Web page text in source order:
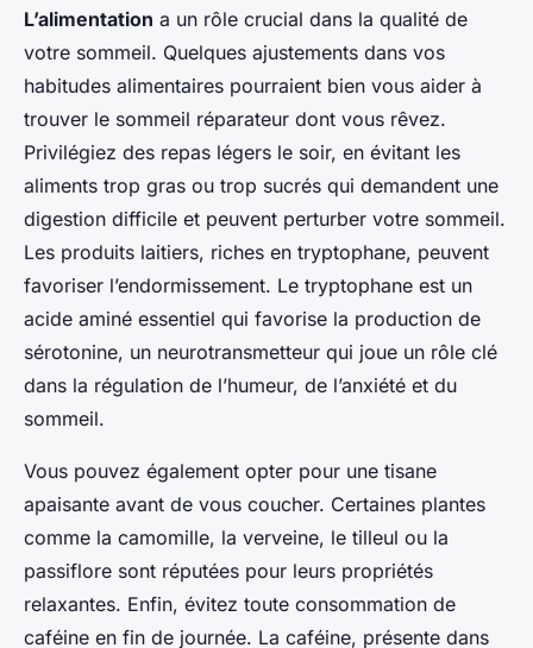
L’alimentation a un rôle crucial dans la qualité de
votre sommeil. Quelques ajustements dans vos
habitudes alimentaires pourraient bien vous aider à
trouver le sommeil réparateur dont vous rêvez.
Privilégiez des repas légers le soir, en évitant les
aliments trop gras ou trop sucrés qui demandent une
digestion difficile et peuvent perturber votre sommeil.
Les produits laitiers, riches en tryptophane, peuvent
favoriser l’endormissement. Le tryptophane est un
acide aminé essentiel qui favorise la production de
sérotonine, un neurotransmetteur qui joue un rôle clé
dans la régulation de l’humeur, de l’anxiété et du
sommeil.
Vous pouvez également opter pour une tisane
apaisante avant de vous coucher. Certaines plantes
comme la camomille, la verveine, le tilleul ou la
passiflore sont réputées pour leurs propriétés
relaxantes. Enfin, évitez toute consommation de
caféine en fin de journée. La caféine, présente dans